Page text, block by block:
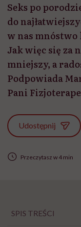
Seks po
do
w nas mnóstwo
Jak więc się za
mniejszy, a
Podpowiada
Pani
Udostępnij
Przeczytasz w 4 min
SPIS TREŚCI